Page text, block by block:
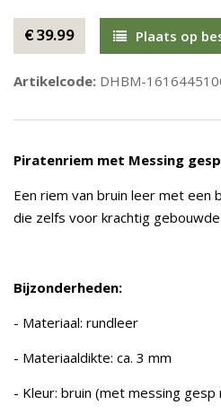
€ 39.99 Plaats op
Artikelcode: DHBM-
Piratenriem met Messing
Een riem van bruin leer met een
die zelfs voor krachtig
Bijzonderheden:
- Materiaal: rundleer
- Materiaaldikte: ca. 3 mm
- Kleur: bruin (met messing